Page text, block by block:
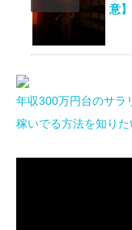
意】
年収300万円台のサラ
稼いでる方法を知り